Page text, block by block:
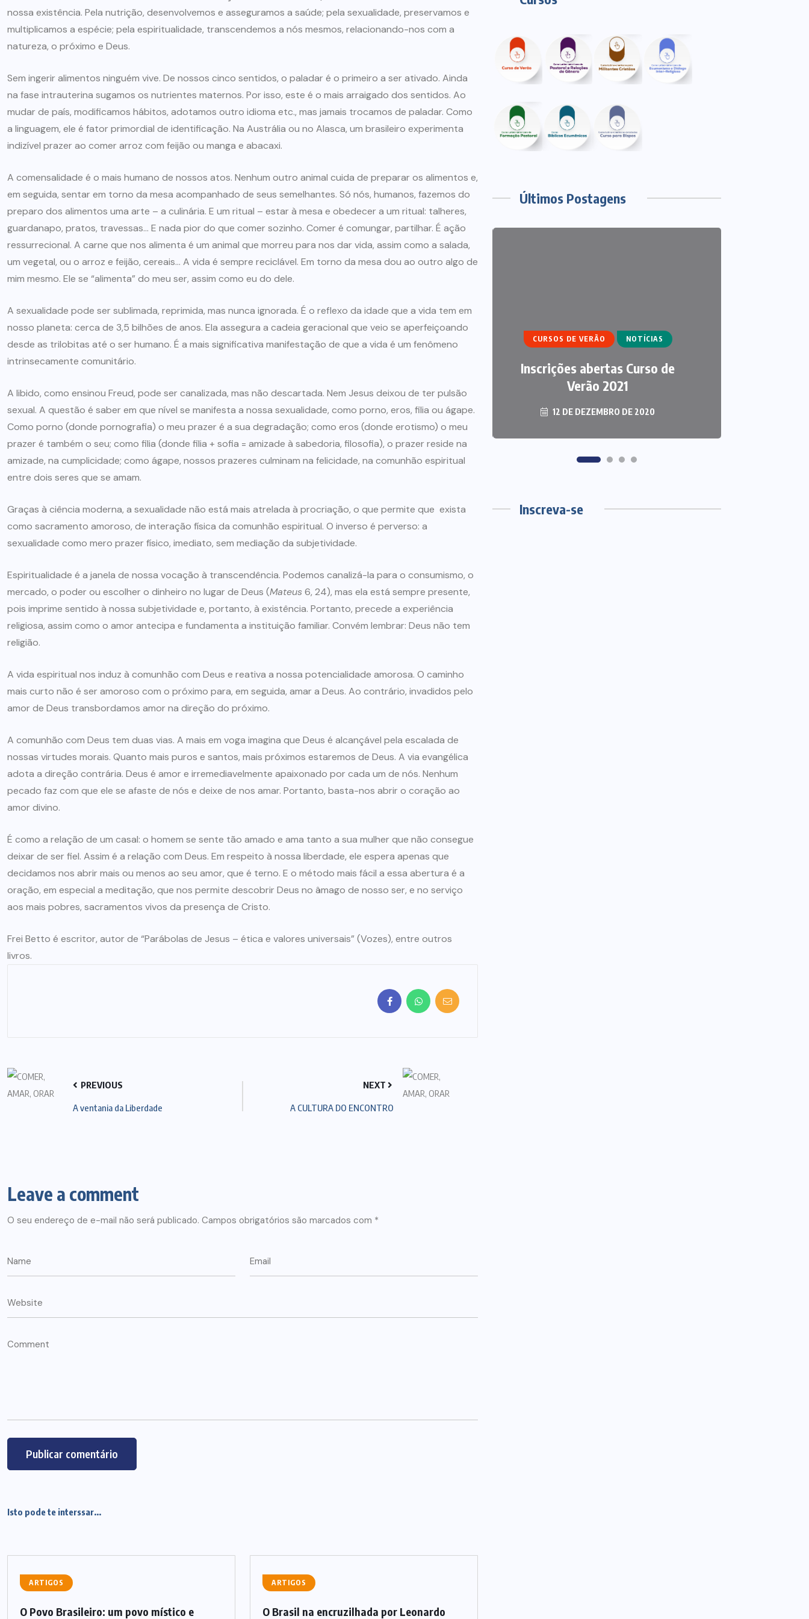
nossa existência. Pela nutrição, desenvolvemos e asseguramos a saúde; pela sexualidade, preservamos e
multiplicamos a espécie; pela espiritualidade, transcendemos a nós mesmos, relacionando-nos com a
natureza, o próximo e Deus.
Sem ingerir alimentos ninguém vive. De nossos cinco sentidos, o paladar é o primeiro a ser ativado. Ainda
na fase intrauterina sugamos os nutrientes maternos. Por isso, este é o mais arraigado dos sentidos. Ao
mudar de país, modificamos hábitos, adotamos outro idioma etc., mas jamais trocamos de paladar. Como
a linguagem, ele é fator primordial de identificação. Na Austrália ou no Alasca, um brasileiro experimenta
indizível prazer ao comer arroz com feijão ou manga e abacaxi.
A comensalidade é o mais humano de nossos atos. Nenhum outro animal cuida de preparar os alimentos e,
em seguida, sentar em torno da mesa acompanhado de seus semelhantes. Só nós, humanos, fazemos do
preparo dos alimentos uma arte – a culinária. E um ritual – estar à mesa e obedecer a um ritual: talheres,
guardanapo, pratos, travessas… E nada pior do que comer sozinho. Comer é comungar, partilhar. É ação
ressurrecional. A carne que nos alimenta é um animal que morreu para nos dar vida, assim como a salada,
um vegetal, ou o arroz e feijão, cereais… A vida é sempre reciclável. Em torno da mesa dou ao outro algo de
mim mesmo. Ele se “alimenta” do meu ser, assim como eu do dele.
A sexualidade pode ser sublimada, reprimida, mas nunca ignorada. É o reflexo da idade que a vida tem em
nosso planeta: cerca de 3,5 bilhões de anos. Ela assegura a cadeia geracional que veio se aperfeiçoando
desde as trilobitas até o ser humano. É a mais significativa manifestação de que a vida é um fenômeno
intrinsecamente comunitário.
A libido, como ensinou Freud, pode ser canalizada, mas não descartada. Nem Jesus deixou de ter pulsão
sexual. A questão é saber em que nível se manifesta a nossa sexualidade, como porno, eros, filia ou ágape.
Como porno (donde pornografia) o meu prazer é a sua degradação; como eros (donde erotismo) o meu
prazer é também o seu; como filia (donde filia + sofia = amizade à sabedoria, filosofia), o prazer reside na
amizade, na cumplicidade; como ágape, nossos prazeres culminam na felicidade, na comunhão espiritual
entre dois seres que se amam.
Graças à ciência moderna, a sexualidade não está mais atrelada à procriação, o que permite que exista
como sacramento amoroso, de interação física da comunhão espiritual. O inverso é perverso: a
sexualidade como mero prazer físico, imediato, sem mediação da subjetividade.
Espiritualidade é a janela de nossa vocação à transcendência. Podemos canalizá-la para o consumismo, o
mercado, o poder ou escolher o dinheiro no lugar de Deus (Mateus6, 24), mas ela está sempre presente,
pois imprime sentido à nossa subjetividade e, portanto, à existência. Portanto, precede a experiência
religiosa, assim como o amor antecipa e fundamenta a instituição familiar. Convém lembrar: Deus não tem
religião.
A vida espiritual nos induz à comunhão com Deus e reativa a nossa potencialidade amorosa. O caminho
mais curto não é ser amoroso com o próximo para, em seguida, amar a Deus. Ao contrário, invadidos pelo
amor de Deus transbordamos amor na direção do próximo.
A comunhão com Deus tem duas vias. A mais em voga imagina que Deus é alcançável pela escalada de
nossas virtudes morais. Quanto mais puros e santos, mais próximos estaremos de Deus. A via evangélica
adota a direção contrária. Deus é amor e irremediavelmente apaixonado por cada um de nós. Nenhum
pecado faz com que ele se afaste de nós e deixe de nos amar. Portanto, basta-nos abrir o coração ao
amor divino.
É como a relação de um casal: o homem se sente tão amado e ama tanto a sua mulher que não consegue
deixar de ser fiel. Assim é a relação com Deus. Em respeito à nossa liberdade, ele espera apenas que
decidamos nos abrir mais ou menos ao seu amor, que é terno. E o método mais fácil a essa abertura é a
oração, em especial a meditação, que nos permite descobrir Deus no âmago de nosso ser, e no serviço
aos mais pobres, sacramentos vivos da presença de Cristo.
Frei Betto é escritor, autor de “Parábolas de Jesus – ética e valores universais” (Vozes), entre outros
livros.
PREVIOUS
A ventania da Liberdade
NEXT
A CULTURA DO ENCONTRO
Leave a comment
O seu endereço de e-mail não será publicado. Campos obrigatórios são marcados com *
Isto pode te interssar...
ARTIGOS
O Povo Brasileiro: um povo místico e
ARTIGOS
O Brasil na encruzilhada por Leonardo
Últimos Postagens
ARTIGOS
O ECUMENISMO
TRANSFORMADOR NASCE
DENTRO DE NÓS – PRISCILLA
DOS REIS RIBEIRO
29 DE JULHO DE 2026
CURSOS DE VERÃO NOTÍCIAS
Inscrições abertas Curso de
Verão 2021
12 DE DEZEMBRO DE 2020
ECUMENISMO
TRANSFORMADOR: ENTRE A
TERRA, OS POVOS E A
ESPERANÇA
6 DE AGOSTO DE 2026
Inscreva-se